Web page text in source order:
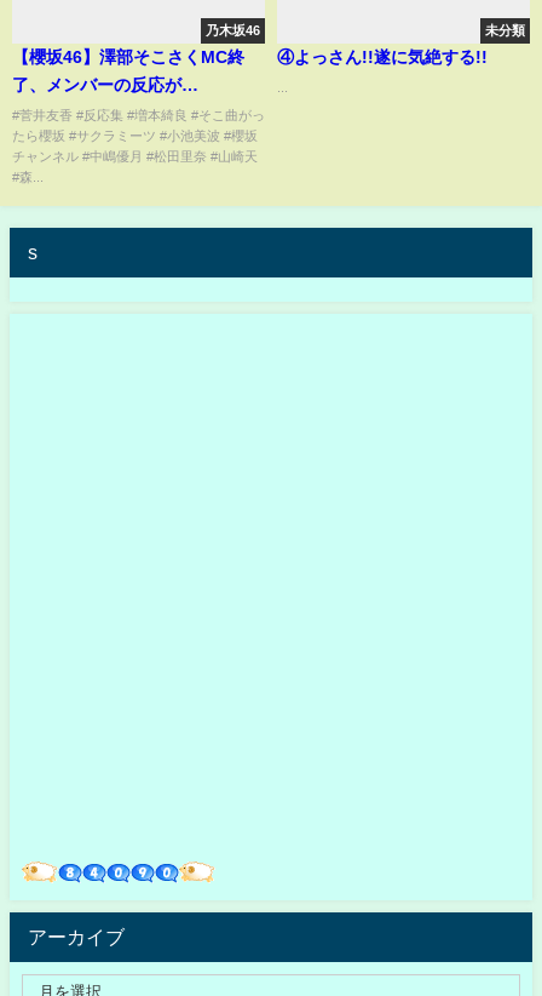
乃木坂46
【櫻坂46】澤部そこさくMC終
了、メンバーの反応が…
#菅井友香 #反応集 #増本綺良 #そこ曲がっ
たら櫻坂 #サクラミーツ #小池美波 #櫻坂
チャンネル #中嶋優月 #松田里奈 #山崎天
#森...
未分類
④よっさん!!遂に気絶する!!
s
アーカイブ